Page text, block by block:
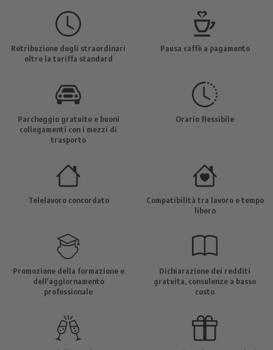
Retribuzione degli straordinari
oltre la tariffa standard
Pausa caffè a pagamento
Parcheggio gratuito e buoni
collegamenti con i mezzi di
trasporto
Orario flessibile
Telelavoro concordato
Compatibilità tra lavoro e tempo
libero
Promozione della formazione e
dell'aggiornamento
professionale
Dichiarazione dei redditi
gratuita, consulenze a basso
costo